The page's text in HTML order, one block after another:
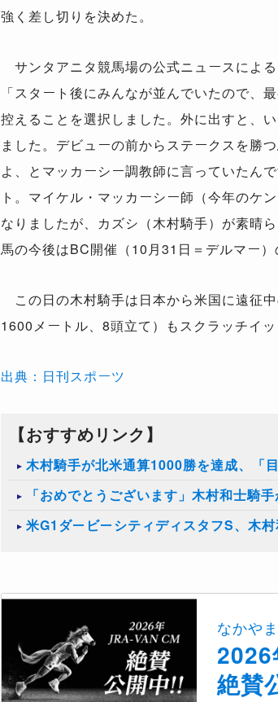
強く差し切りを決めた。
サンタアニタ競馬場の公式ニュースによ
「スタート後にみんなが並んでいたので、
控えることを選択しました。外に出すと、
ました。デビューの前からステークスを勝
よ、とマッカーシー調教師に言っていたん
ト。マイケル・マッカーシー師（今年のケ
なりましたが、カズシ（木村騎手）が素晴
馬の今後はBC開催（10月31日＝デルマー）
この日の木村騎手は日本から米国に遠征
1600メートル、8頭立て）もスクラッチイ
出典：日刊スポーツ
【おすすめリンク】
木村騎手が北米通算1000勝を達成、「
「おめでとうございます」木村和士騎
米G1ダービーシティディスタフS、木
なかや
絶賛